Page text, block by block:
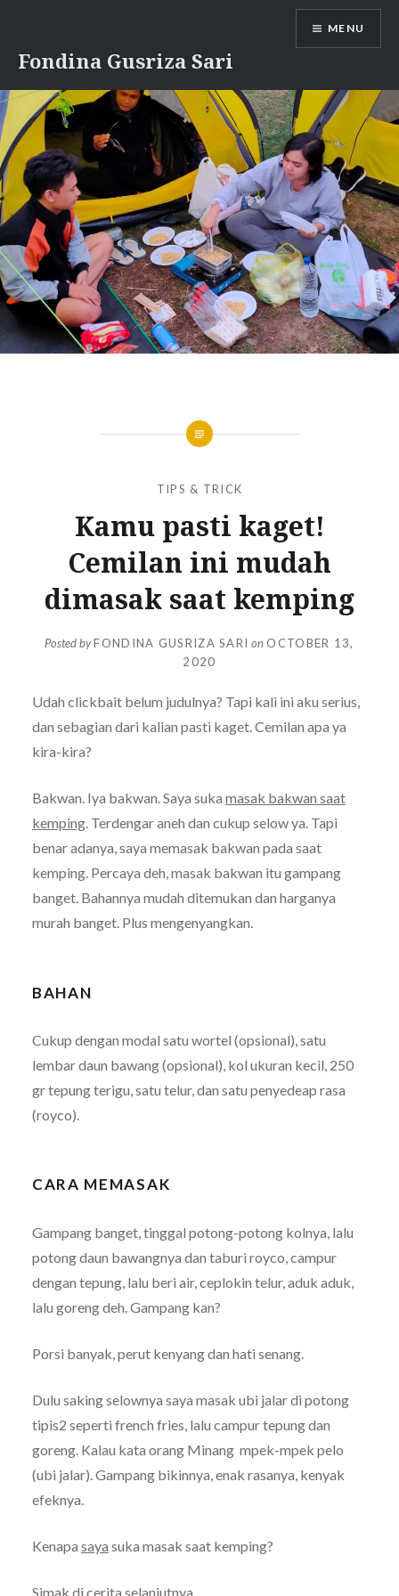
content
Fondina Gusriza Sari
MENU
TIPS & TRICK
Kamu pasti kaget!
Cemilan ini mudah
dimasak saat kemping
Posted byFONDINA GUSRIZA SARI on OCTOBER 13,
2020
Udah clickbait belum judulnya? Tapi kali ini aku serius,
dan sebagian dari kalian pasti kaget. Cemilan apa ya
kira-kira?
Bakwan. Iya bakwan. Saya suka masak bakwan saat
kemping. Terdengar aneh dan cukup selow ya. Tapi
benar adanya, saya memasak bakwan pada saat
kemping. Percaya deh, masak bakwan itu gampang
banget. Bahannya mudah ditemukan dan harganya
murah banget. Plus mengenyangkan.
BAHAN
Cukup dengan modal satu wortel (opsional), satu
lembar daun bawang (opsional), kol ukuran kecil, 250
gr tepung terigu, satu telur, dan satu penyedeap rasa
(royco).
CARA MEMASAK
Gampang banget, tinggal potong-potong kolnya, lalu
potong daun bawangnya dan taburi royco, campur
dengan tepung, lalu beri air, ceplokin telur, aduk aduk,
lalu goreng deh. Gampang kan?
Porsi banyak, perut kenyang dan hati senang.
Dulu saking selownya saya masak ubi jalar di potong
tipis2 seperti french fries, lalu campur tepung dan
goreng. Kalau kata orang Minang mpek-mpek pelo
(ubi jalar). Gampang bikinnya, enak rasanya, kenyak
efeknya.
Kenapa saya suka masak saat kemping?
Simak di cerita selanjutnya.